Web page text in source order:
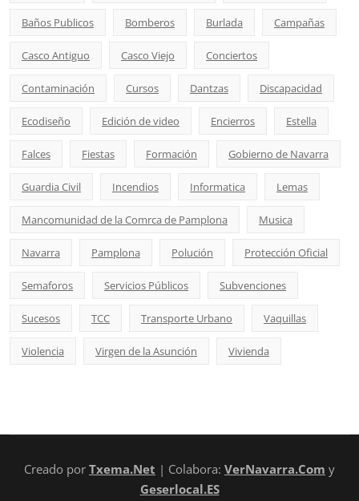
Baños Publicos Bomberos Burlada Campañas
Casco Antiguo Casco Viejo Conciertos
Contaminación Cursos Dantzas Discapacidad
Ecodiseño Edición de video Encierros Estella
Falces Fiestas Formación Gobierno de Navarra
Guardia Civil Incendios Informatica Lemas
Mancomunidad de la Comrca de Pamplona Musica
Navarra Pamplona Polución Protección Oficial
Semaforos Servicios Públicos Subvenciones
Sucesos TCC Transporte Urbano Vaquillas
Violencia Virgen de la Asunción Vivienda
Creado por Txema.Net | Colabora: VerNavarra.Com y
Geserlocal.ES